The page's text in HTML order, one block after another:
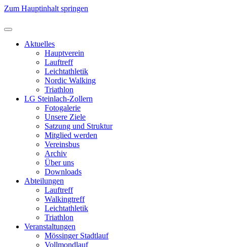
Zum Hauptinhalt springen
Aktuelles
Hauptverein
Lauftreff
Leichtathletik
Nordic Walking
Triathlon
LG Steinlach-Zollern
Fotogalerie
Unsere Ziele
Satzung und Struktur
Mitglied werden
Vereinsbus
Archiv
Über uns
Downloads
Abteilungen
Lauftreff
Walkingtreff
Leichtathletik
Triathlon
Veranstaltungen
Mössinger Stadtlauf
Vollmondlauf